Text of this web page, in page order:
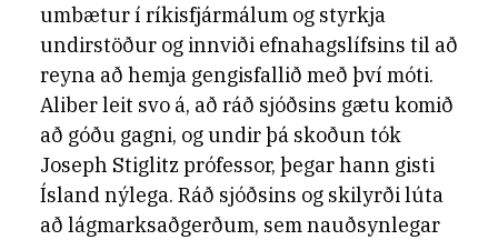
umbætur í ríkisfjármálum og styrkja
undirstöður og innviði efnahagslífsins til að
reyna að hemja gengisfallið með því móti.
Aliber leit svo á, að ráð sjóðsins gætu komið
að góðu gagni, og undir þá skoðun tók
Joseph Stiglitz prófessor, þegar hann gisti
Ísland nýlega. Ráð sjóðsins og skilyrði lúta
að lágmarksaðgerðum, sem nauðsynlegar